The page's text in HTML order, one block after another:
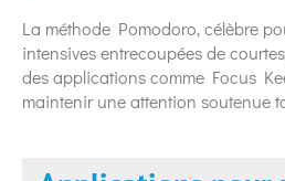
La méthode Pomodoro, célèbre
intensives entrecoupées de
des applications comme Focus
maintenir une attention soutenue